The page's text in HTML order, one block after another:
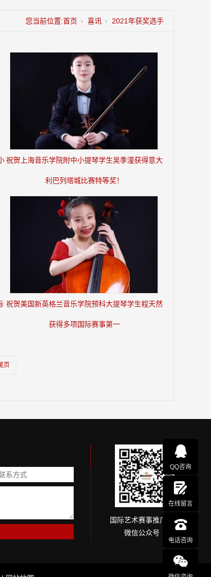
您当前位置:首页 喜讯 2021年获奖选手
祝贺上海音乐学院附中小提琴学生吴季潼获得意大
利巴列塔城比赛特等奖！
祝贺美国新英格兰音乐学院预科大提琴学生程天然
获得多项国际赛事第一
页
国际艺术赛事推广网
微信公众号
QQ咨询
在线留言
电话咨询